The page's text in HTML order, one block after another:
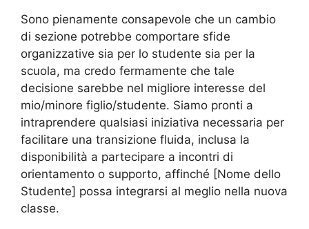
Sono pienamente consapevole che un cambio
di sezione potrebbe comportare sfide
organizzative sia per lo studente sia per la
scuola, ma credo fermamente che tale
decisione sarebbe nel migliore interesse del
mio/minore figlio/studente. Siamo pronti a
intraprendere qualsiasi iniziativa necessaria per
facilitare una transizione fluida, inclusa la
disponibilità a partecipare a incontri di
orientamento o supporto, affinché [Nome dello
Studente] possa integrarsi al meglio nella nuova
classe.